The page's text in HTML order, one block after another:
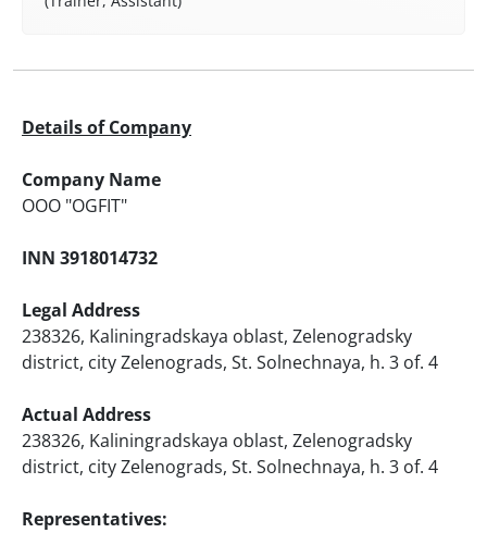
Details of Company
Company Name
ООО "OGFIT"
INN 3918014732
Legal Address
238326, Kaliningradskaya oblast, Zelenogradsky
district, city Zelenograds, St. Solnechnaya, h. 3 of. 4
Actual Address
238326, Kaliningradskaya oblast, Zelenogradsky
district, city Zelenograds, St. Solnechnaya, h. 3 of. 4
Representatives: